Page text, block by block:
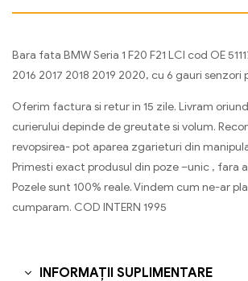
Bara fata BMW Seria 1 F20 F21 LCI cod OE
2016 2017 2018 2019 2020, cu 6 gauri senzori
Oferim factura si retur in 15 zile. Livram
curierului depinde de greutate si volum.
revopsirea- pot aparea zgarieturi din
Primesti exact produsul din poze –unic , fara
Pozele sunt 100% reale. Vindem cum ne-ar
cumparam. COD INTERN 1995
INFORMAȚII SUPLIMENTARE